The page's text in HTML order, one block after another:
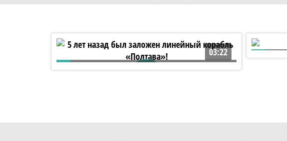
03:22
5 лет назад был заложен линейный